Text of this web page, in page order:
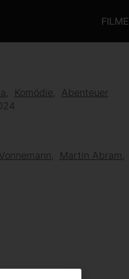
FILME
Komödie
Abenteuer
Martin Abram